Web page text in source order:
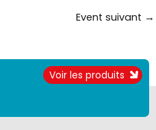
Event suivant →
Voir les produits